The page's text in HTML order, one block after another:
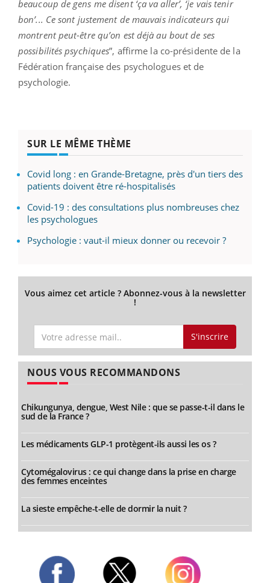
beaucoup de gens me disent ‘ça va aller’, ‘je vais tenir
bon’... Ce sont justement de mauvais indicateurs qui
montrent peut-être qu’on est déjà au bout de ses
possibilités psychiques”, affirme la co-présidente de la
Fédération française des psychologues et de
psychologie.
SUR LE MÊME THÈME
Covid long : en Grande-Bretagne, près d'un tiers des
patients doivent être ré-hospitalisés
Covid-19 : des consultations plus nombreuses chez
les psychologues
Psychologie : vaut-il mieux donner ou recevoir ?
Vous aimez cet article ? Abonnez-vous à la newsletter
!
S'inscrire
NOUS VOUS RECOMMANDONS
Chikungunya, dengue, West Nile : que se passe-t-il dans le
sud de la France ?
Les médicaments GLP-1 protègent-ils aussi les os ?
Cytomégalovirus : ce qui change dans la prise en charge
des femmes enceintes
La sieste empêche-t-elle de dormir la nuit ?